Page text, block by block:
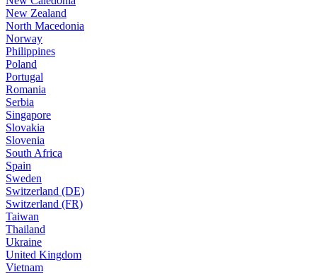
New Zealand
North Macedonia
Norway
Philippines
Poland
Portugal
Romania
Serbia
Singapore
Slovakia
Slovenia
South Africa
Spain
Sweden
Switzerland (DE)
Switzerland (FR)
Taiwan
Thailand
Ukraine
United Kingdom
Vietnam